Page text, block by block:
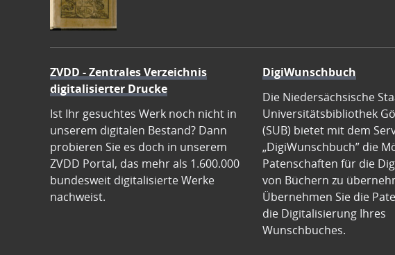
ZVDD - Zentrales Verzeichnis
digitalisierter Drucke
Ist Ihr gesuchtes Werk noch nicht in
unserem digitalen Bestand? Dann
probieren Sie es doch in unserem
ZVDD Portal, das mehr als 1.600.000
bundesweit digitalisierte Werke
nachweist.
DigiWunschbuch
Die Niedersächsische
Universitätsbibliothek
(SUB) bietet mit dem
„DigiWunschbuch” die
Patenschaften für die
von Büchern zu
Übernehmen Sie die
die Digitalisierung Ihres
Wunschbuches.